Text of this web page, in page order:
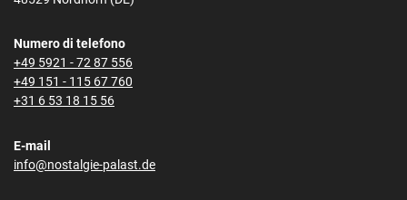
Numero di telefono
+49 5921 - 72 87 556
+49 151 - 115 67 760
+31 6 53 18 15 56
E-mail
info@nostalgie-palast.de